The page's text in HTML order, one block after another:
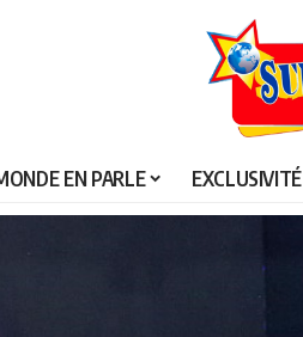
EN PARLE EXCLUSIVITÉ